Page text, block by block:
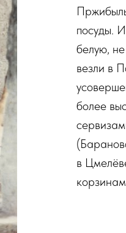
посуды.
белую,
везли в
более
в